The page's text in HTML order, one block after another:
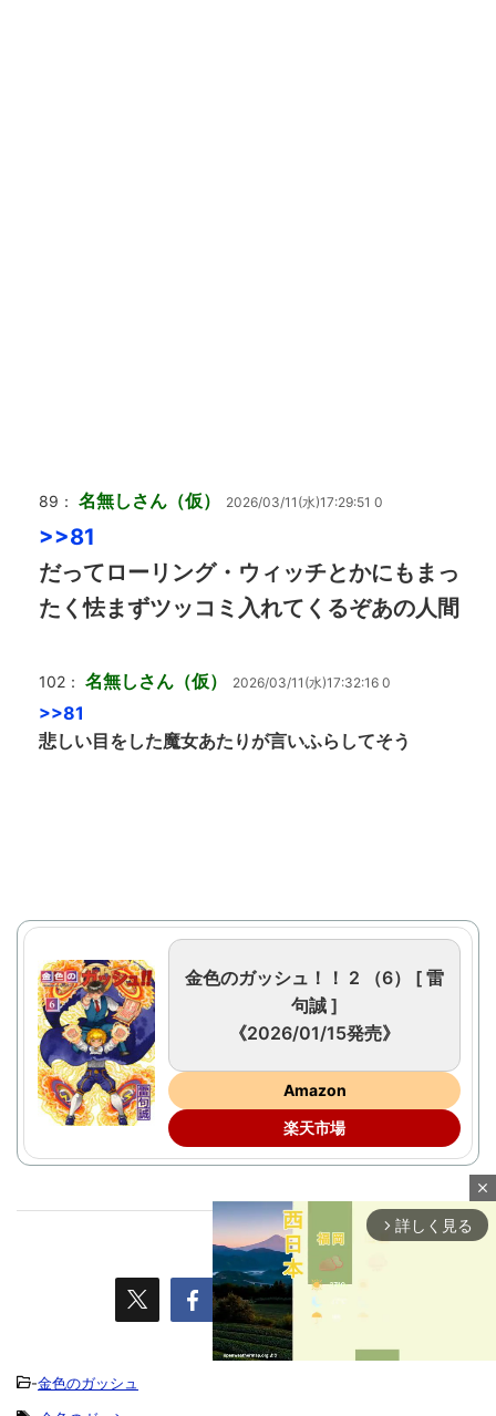
89： 名無しさん（仮） 2026/03/11(水)17:29:51 0
>>81
だってローリング・ウィッチとかにもまっ
たく怯まずツッコミ入れてくるぞあの人間
102： 名無しさん（仮） 2026/03/11(水)17:32:16 0
>>81
悲しい目をした魔女あたりが言いふらしてそう
金色のガッシュ！！ 2 （6） [ 雷
句誠 ]
《2026/01/15発売》
Amazon
楽天市場
-金色のガッシュ
close
arrow_forward_ios 詳しく見る